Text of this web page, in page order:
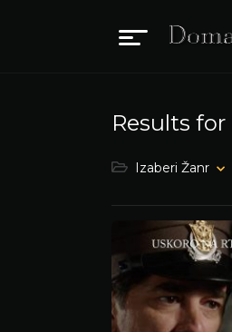
Results for
Izaberi Žanr